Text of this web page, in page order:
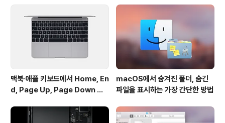
프로그램마져 동작을 차단하는 것으로 알려지면서 사용자
의 불편함이 예상되고 있습니다. 대표적인 케이스는 파인
더 기능 확장 프로그램인 '토탈파인더(TotalFinder)'와 메
뉴 막대 아이콘 정리..
맥북∙애플 키보드에서 Home, En
d, Page Up, Page Down 키
macOS에서 숨겨진 폴더, 숨긴
파일을 표시하는 가장 간단한 방법